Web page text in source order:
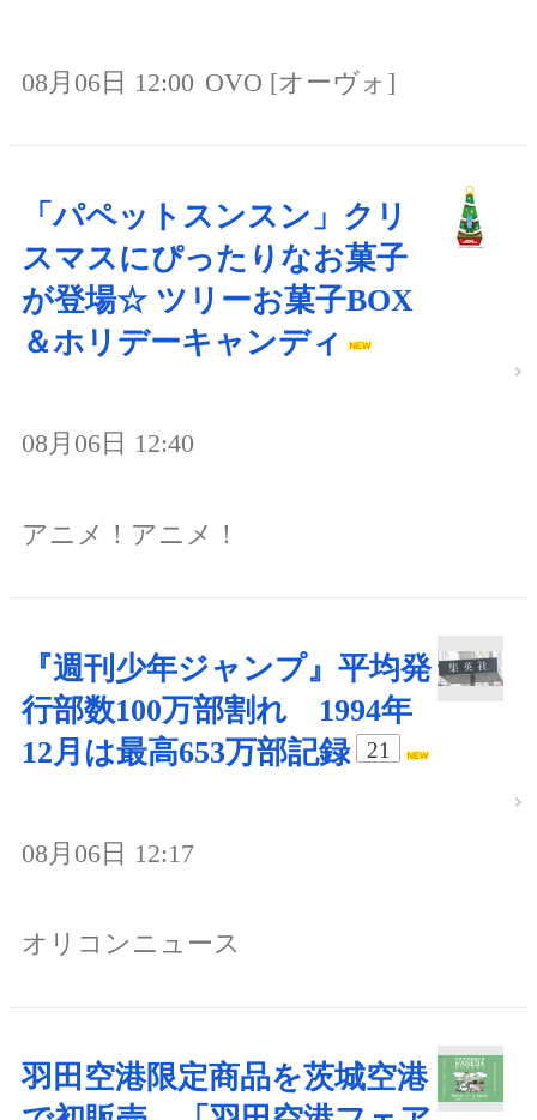
08月06日 12:00 OVO [オーヴォ]
「パペットスンスン」クリ
スマスにぴったりなお菓子
が登場☆ ツリーお菓子BOX
＆ホリデーキャンディ
08月06日 12:40
アニメ！アニメ！
『週刊少年ジャンプ』平均発
行部数100万部割れ 1994年
12月は最高653万部記録
21
08月06日 12:17
オリコンニュース
羽田空港限定商品を茨城空港